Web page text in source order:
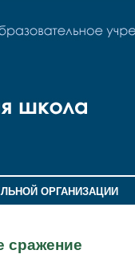
ОРГАНИЗАЦИИ
сражение